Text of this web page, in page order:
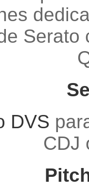
Serato
DVS
CDJ